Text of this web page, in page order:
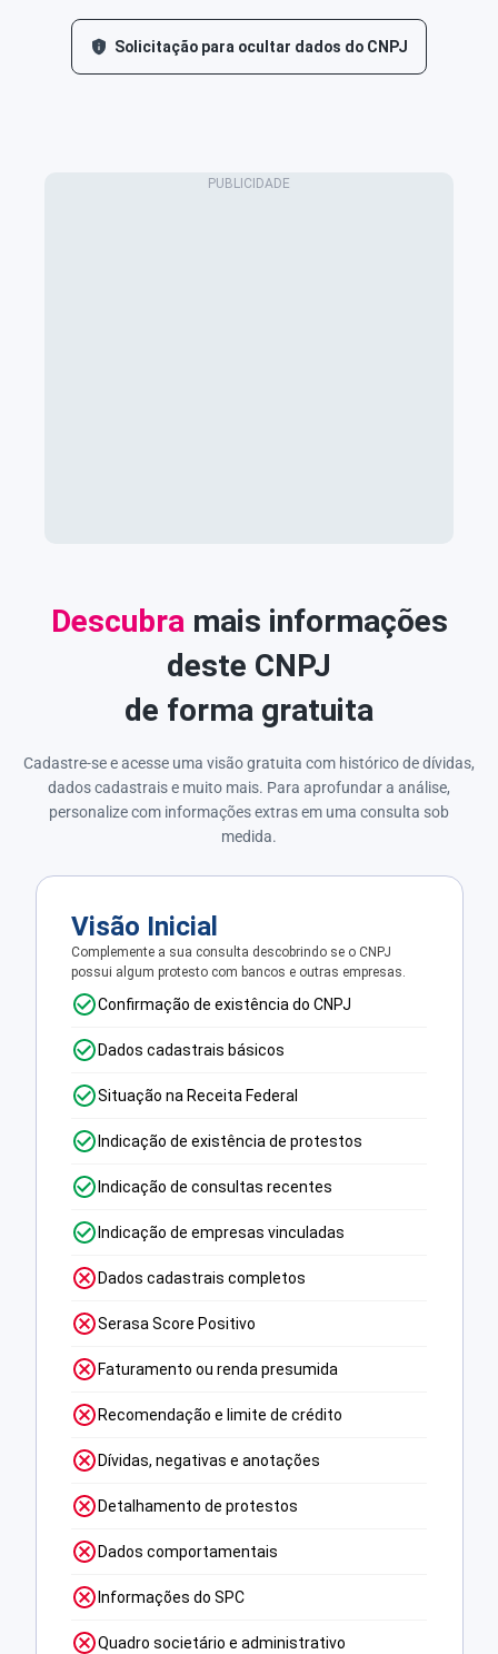
Solicitação para ocultar dados do CNPJ
Descubra mais informações
deste CNPJ
de forma gratuita
Cadastre-se e acesse uma visão gratuita com histórico de dívidas,
dados cadastrais e muito mais. Para aprofundar a análise,
personalize com informações extras em uma consulta sob
medida.
Visão Inicial
Complemente a sua consulta descobrindo se o CNPJ
possui algum protesto com bancos e outras empresas.
Confirmação de existência do CNPJ
Dados cadastrais básicos
Situação na Receita Federal
Indicação de existência de protestos
Indicação de consultas recentes
Indicação de empresas vinculadas
Dados cadastrais completos
Serasa Score Positivo
Faturamento ou renda presumida
Recomendação e limite de crédito
Dívidas, negativas e anotações
Detalhamento de protestos
Dados comportamentais
Informações do SPC
Quadro societário e administrativo